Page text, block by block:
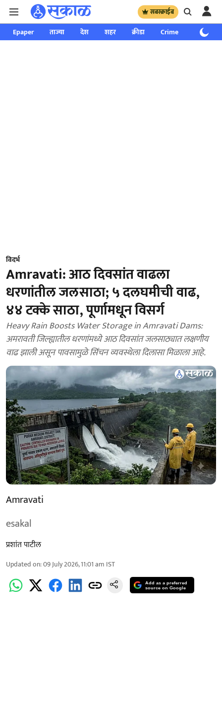
सबस्क्राईब
Epaper ताज्या देश शहर क्रीडा Crime साप्ताहिक
विदर्भ
Amravati: आठ दिवसांत वाढला
धरणांतील जलसाठा; ५ दलघमीची वाढ,
४४ टक्के साठा, पूर्णामधून विसर्ग
Heavy Rain Boosts Water Storage in Amravati Dams:
अमरावती जिल्ह्यातील धरणांमध्ये आठ दिवसांत जलसाठ्यात लक्षणीय
वाढ झाली असून पावसामुळे सिंचन व्यवस्थेला दिलासा मिळाला आहे.
Amravati
esakal
प्रशांत पाटील
Updated on:09 July 2026, 11:01 am IST
Add as a preferred
source on Google